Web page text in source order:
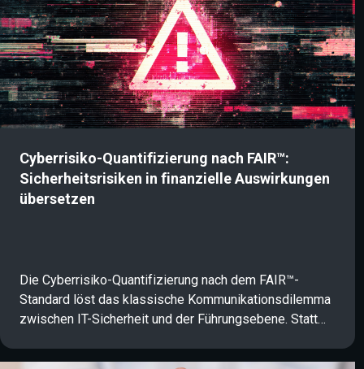
Cyberrisiko-Quantifizierung nach FAIR™:
Sicherheitsrisiken in finanzielle Auswirkungen
übersetzen
Die Cyberrisiko-Quantifizierung nach dem FAIR™-
Standard löst das klassische Kommunikationsdilemma
zwischen IT-Sicherheit und der Führungsebene. Statt
datenbasierte Framework komplexe